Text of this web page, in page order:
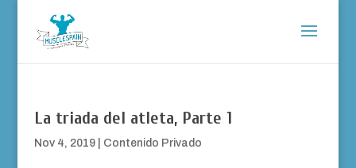
La triada del atleta, Parte 1
Nov 4, 2019| Contenido Privado